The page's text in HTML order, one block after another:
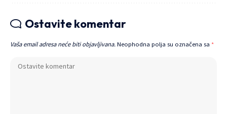
Ostavite komentar
Vaša email adresa neće biti objavljivana. Neophodna polja su označena sa *